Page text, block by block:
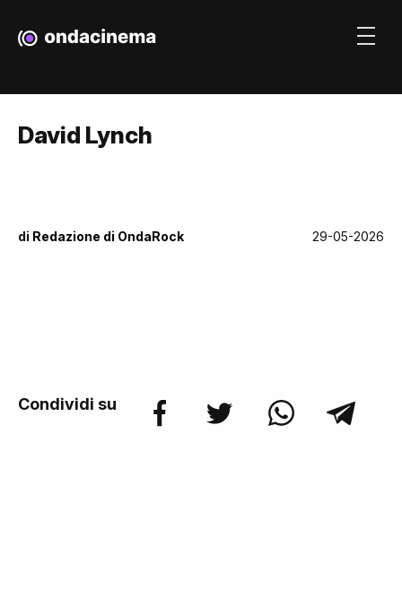
David Lynch
di Redazione di OndaRock 29-05-2026
Condividi su